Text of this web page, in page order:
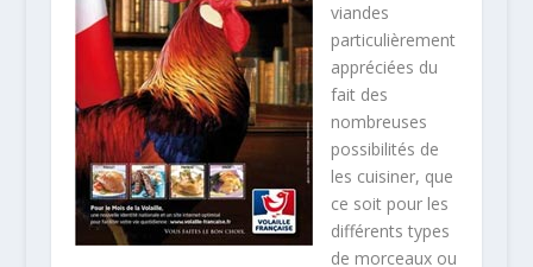
viandes
particulièrement
appréciées du
fait des
nombreuses
possibilités de
les cuisiner, que
ce soit pour les
différents types
de morceaux ou